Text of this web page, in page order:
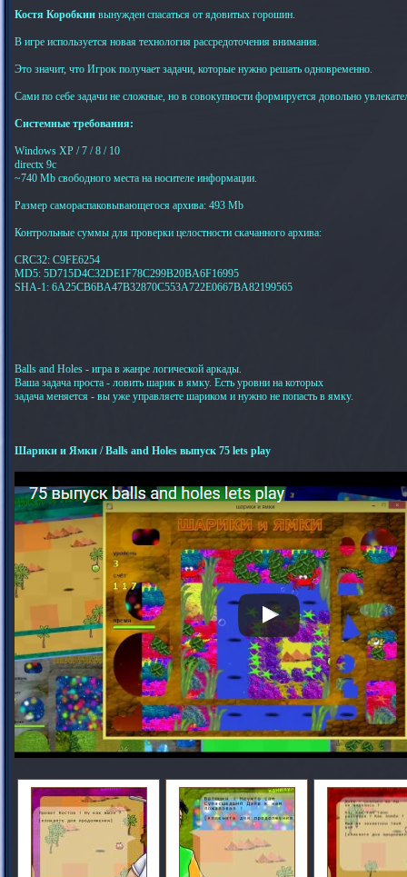
Костя Коробкин вынужден спасаться от ядовитых горошин.
В игре используется новая технология рассредоточения внимания.
Это значит, что Игрок получает задачи, которые нужно решать одновременно.
Сами по себе задачи не сложные, но в совокупности формируется довольно
Системные требования:
Windows XP / 7 / 8 / 10
directx 9c
~740 Mb свободного места на носителе информации.
Размер самораспаковывающегося архива: 493 Mb
Контрольные суммы для проверки целостности скачанного архива:
CRC32: C9FE6254
MD5: 5D715D4C32DE1F78C299B20BA6F16995
SHA-1: 6A25CB6BA47B32870C553A722E0667BA82199565
Balls and Holes - игра в жанре логической аркады.
Ваша задача проста - ловить шарик в ямку. Есть уровни на которых
задача меняется - вы уже управляете шариком и нужно не попасть в ямку.
Шарики и Ямки / Balls and Holes выпуск 75 lets play